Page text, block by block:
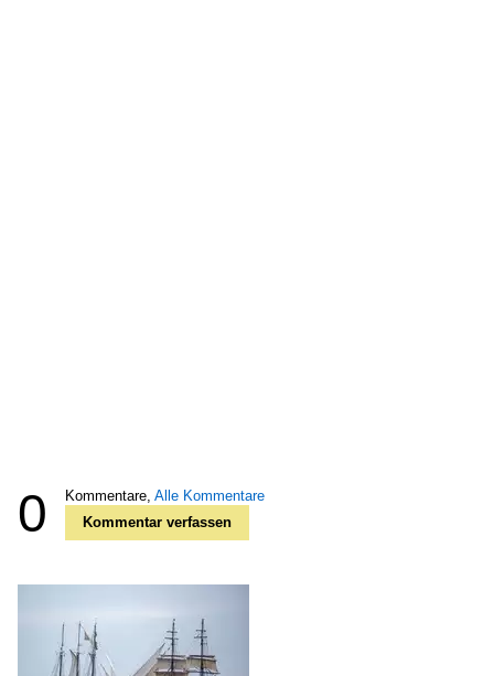
0 Kommentare, Alle Kommentare
Kommentar verfassen